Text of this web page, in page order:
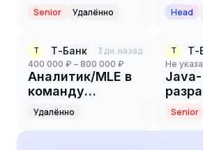
Senior Удалённо Head
Т Т-Банк 3 дн. назад
400 000 ₽ – 800 000 ₽
Аналитик/MLE в
команду
эффективности
Удалённо
Т Т-
Не
Java-
Data
Senior